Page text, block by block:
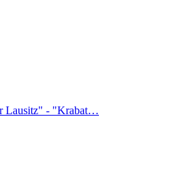
Lausitz" - "Krabat…